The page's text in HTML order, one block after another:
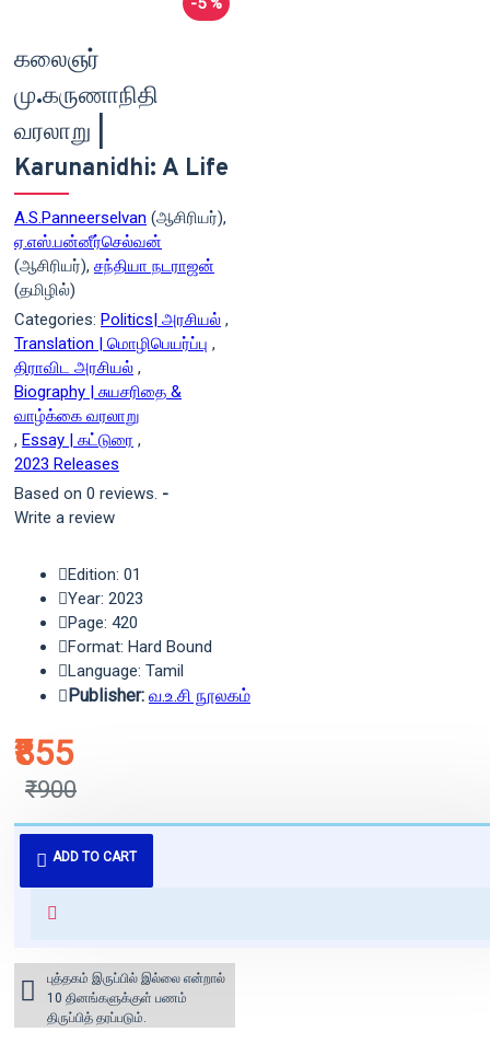
கலைஞர்
மு.கருணாநிதி
வரலாறு |
Karunanidhi: A Life
A.S.Panneerselvan (ஆசிரியர்),
ஏ.எஸ்.பன்னீர்செல்வன்
(ஆசிரியர்), சந்தியா நடராஜன்
(தமிழில்)
Categories: Politics| அரசியல் ,
Translation | மொழிபெயர்ப்பு ,
திராவிட அரசியல் ,
Biography | சுயசரிதை &
வாழ்க்கை வரலாறு
, Essay | கட்டுரை ,
2023 Releases
Based on 0 reviews. -
Write a review
₹855
₹900
Edition: 01
Year: 2023
Page: 420
Format: Hard Bound
Language: Tamil
Publisher: வ.உ.சி நூலகம்
ADD TO CART
புத்தகம் 3 - 7 நாட்களில் அனுப்பி
வைக்கப்படும்.
for orders above ₹1000 within
புத்தகம் இருப்பில் இல்லை என்றால்
10 தினங்களுக்குள் பணம்
திருப்பித் தரப்படும்.